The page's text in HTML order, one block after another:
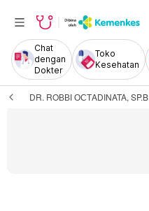
Chat
dengan
Dokter
Toko
Kesehatan
DR. ROВВІ ОСТADINATA, SP.B